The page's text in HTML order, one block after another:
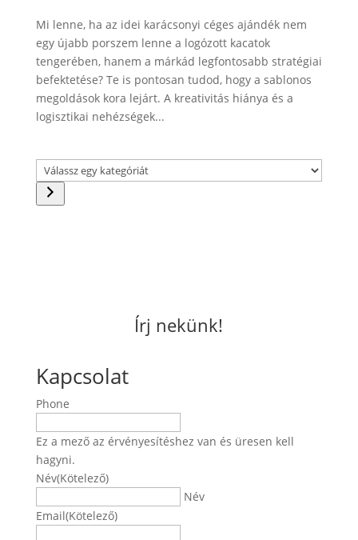
Mi lenne, ha az idei karácsonyi céges ajándék nem
egy újabb porszem lenne a logózott kacatok
tengerében, hanem a márkád legfontosabb stratégiai
befektetése? Te is pontosan tudod, hogy a sablonos
megoldások kora lejárt. A kreativitás hiánya és a
logisztikai nehézségek...
Válassz
egy
kategóriát
Írj nekünk!
Kapcsolat
Phone
Ez a mező az érvényesítéshez van és üresen kell
hagyni.
Név(Kötelező)
Név
Email(Kötelező)